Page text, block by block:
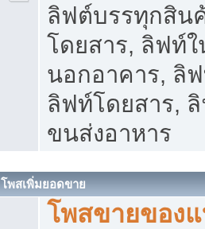
ลิฟต์บรรทุกสิน
โดยสาร, ลิฟท์
นอกอาคาร, ลิ
ลิฟท์โดยสาร,
ขนส่งอาหาร
โพสเพิ่มยอดขาย
โพสขายของ